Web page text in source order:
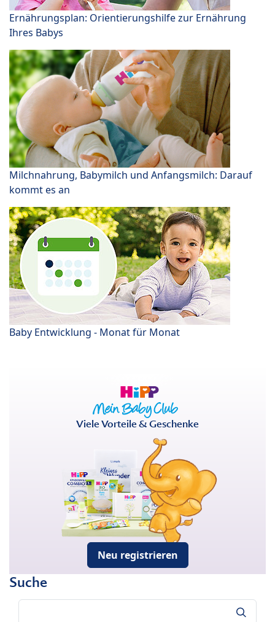
Ernährungsplan: Orientierungshilfe zur Ernährung
Ihres Babys
Milchnahrung, Babymilch und Anfangsmilch: Darauf
kommt es an
Baby Entwicklung - Monat für Monat
Viele Vorteile & Geschenke
Neu registrieren
Suche